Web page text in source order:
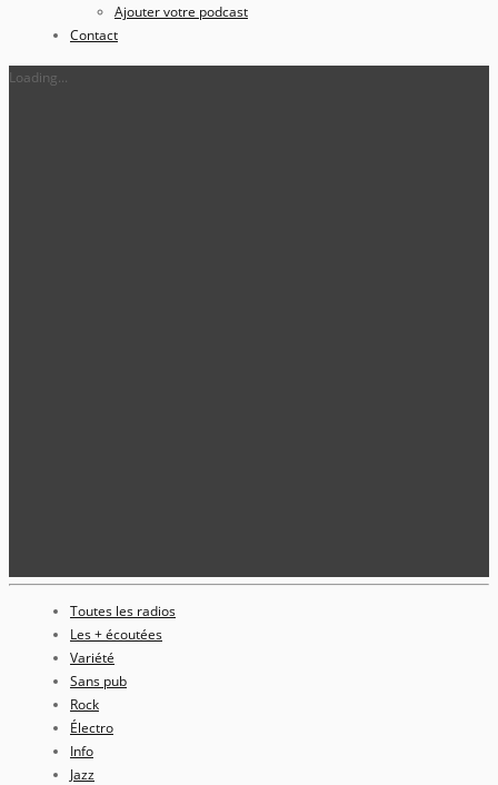
Ajouter votre podcast
Contact
Loading...
Toutes les radios
Les + écoutées
Variété
Sans pub
Rock
Électro
Info
Jazz